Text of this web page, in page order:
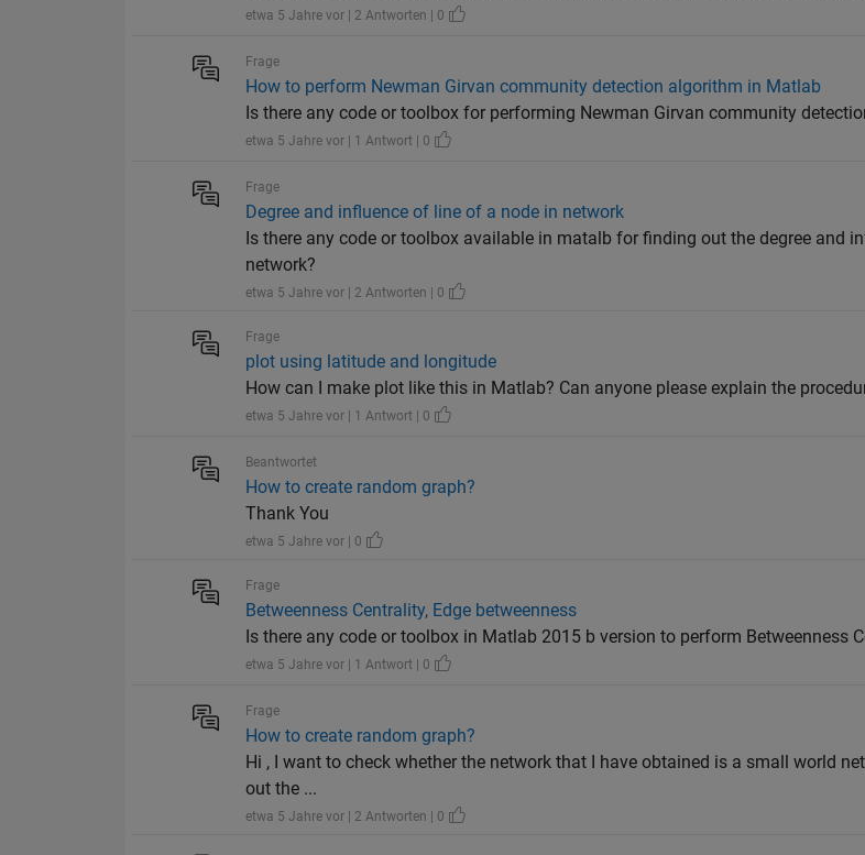
etwa 5 Jahre vor | 2 Antworten | 0
Frage
How to perform Newman Girvan community detection algorithm in Matlab
Is there any code or toolbox for performing Newman Girvan community
etwa 5 Jahre vor | 1 Antwort | 0
Frage
Degree and influence of line of a node in network
Is there any code or toolbox available in matalb for finding out the degree and
network?
etwa 5 Jahre vor | 2 Antworten | 0
Frage
plot using latitude and longitude
How can I make plot like this in Matlab? Can anyone please explain the
etwa 5 Jahre vor | 1 Antwort | 0
Beantwortet
How to create random graph?
Thank You
etwa 5 Jahre vor | 0
Frage
Betweenness Centrality, Edge betweenness
Is there any code or toolbox in Matlab 2015 b version to perform Betweenness
etwa 5 Jahre vor | 1 Antwort | 0
Frage
How to create random graph?
Hi , I want to check whether the network that I have obtained is a small world
out the ...
etwa 5 Jahre vor | 2 Antworten | 0